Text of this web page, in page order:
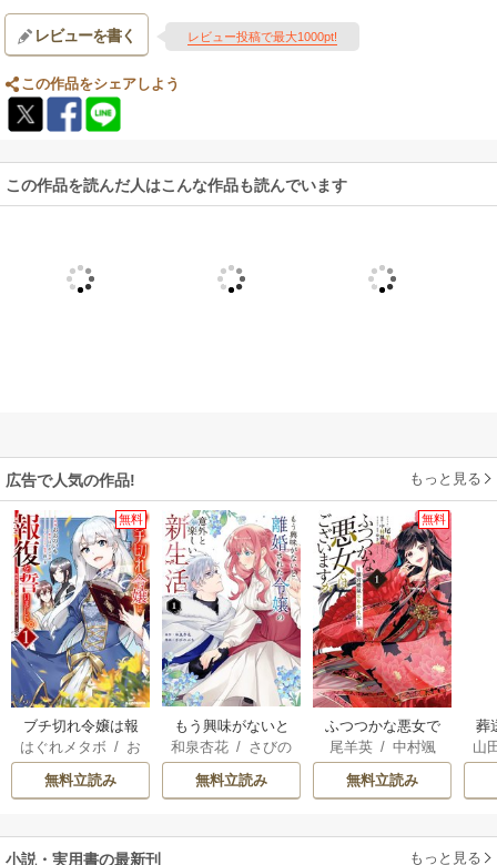
レビューを書く レビュー投稿で最大1000pt!
この作品をシェアしよう
この作品を読んだ人はこんな作品も読んでいます
広告で人気の作品! もっと見る
無料
ブチ切れ令嬢は報
復を誓いました。
はぐれメタボ / お
おのいも /
無料立読み
もう興味がないと
離婚された令嬢の
意外と楽しい新生
活
和泉杏花 / さびの
ぶち
無料立読み
無料
ふつつかな悪女で
はございますが ～
雛宮蝶鼠とりかえ
伝～
尾羊英/ 中村颯
/ ゆき哉
無料立読み
葬
山
小説・実用書の最新刊 もっと見る